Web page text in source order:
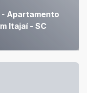
- Apartamento
Itajaí - SC